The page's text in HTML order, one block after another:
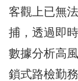
客觀上已無
捕，透過即
數據分析高
鎖式路檢勤